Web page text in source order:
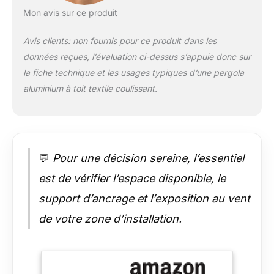
décoloration Toit
Rétractable : L'auvent
est rétractable pour
une protection
entièrement déployé
et rétracté. Attention :
Il est recommandé de
fermer la toile quand
il pleut Installation
Intuitive : Grâce aux
instructions illustrées
étape par étape,
Mon avis sur ce produit
Avis clients: non fournis pour ce produit dans les
données reçues, l’évaluation ci-dessus s’appuie donc sur
la fiche technique et les usages typiques d’une pergola
aluminium à toit textile coulissant.
💬 Pour une décision sereine, l’essentiel
est de vérifier l’espace disponible, le
support d’ancrage et l’exposition au vent
de votre zone d’installation.